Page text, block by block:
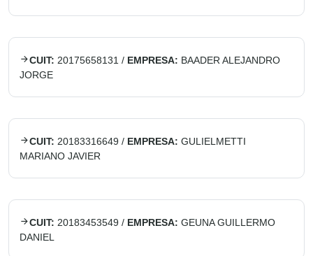
CUIT: 20175658131 / EMPRESA: BAADER ALEJANDRO
JORGE
CUIT: 20183316649 / EMPRESA: GULIELMETTI
MARIANO JAVIER
CUIT: 20183453549 / EMPRESA: GEUNA GUILLERMO
DANIEL